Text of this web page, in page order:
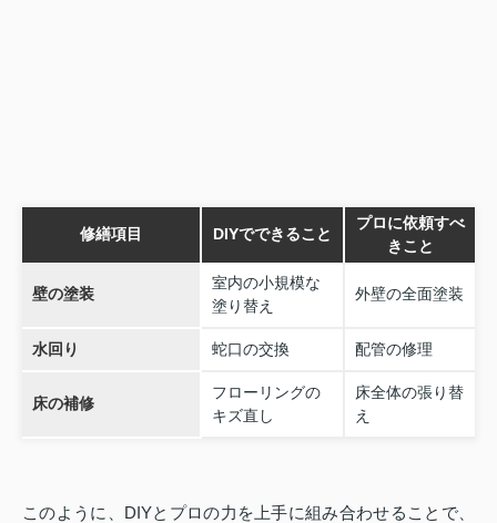
修繕項目 DIYでできること
プロに依頼すべ
きこと
壁の塗装
室内の小規模な
塗り替え
外壁の全面塗装
水回り 蛇口の交換 配管の修理
床の補修
フローリングの
キズ直し
床全体の張り替
え
このように、DIYとプロの力を上手に組み合わせることで、